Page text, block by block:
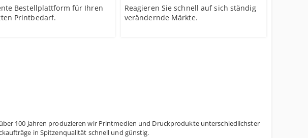
Bestellplattform für Ihren
Printbedarf.
Reagieren Sie schnell auf sich ständig
verändernde Märkte.
100 Jahren produzieren wir Printmedien und Druckprodukte unterschiedlichster
in Spitzenqualität schnell und günstig.